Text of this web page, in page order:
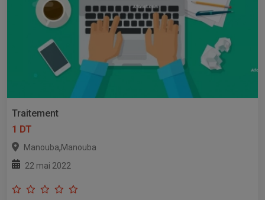
Traitement
1 DT
Manouba,Manouba
22 mai 2022